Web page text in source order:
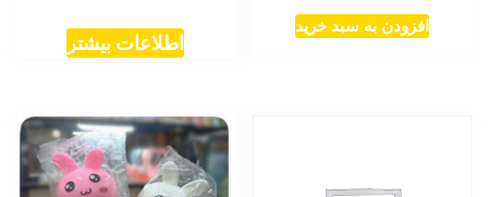
افزودن به سبد خرید
اطلاعات بیشتر